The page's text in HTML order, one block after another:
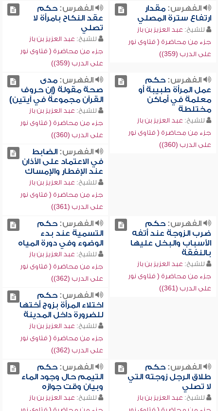
الفهرس:مقدار
ارتفاع سترة المصلي
للشيخ: عبد العزيز بن باز
جزء من محاضرة ( فتاوى نور
على الدرب (359))
الفهرس:حكم
عقد النكاح بامرأة لا
تصلي
للشيخ: عبد العزيز بن باز
جزء من محاضرة ( فتاوى نور
على الدرب (359))
الفهرس:حكم
عمل المرأة طبيبة أو
معلمة في أماكن
مختلطة
للشيخ: عبد العزيز بن باز
جزء من محاضرة ( فتاوى نور
على الدرب (360))
الفهرس:مدى
صحة مقولة (إن حروف
القرآن مجموعة في آيتين)
للشيخ: عبد العزيز بن باز
جزء من محاضرة ( فتاوى نور
على الدرب (360))
الفهرس:الضابط
في الاعتماد على الأذان
عند الإفطار والإمساك
للشيخ: عبد العزيز بن باز
جزء من محاضرة ( فتاوى نور
على الدرب (361))
الفهرس:حكم
ضرب الزوجة عند أتفه
الأسباب والبخل عليها
بالنفقة
للشيخ: عبد العزيز بن باز
جزء من محاضرة ( فتاوى نور
على الدرب (361))
الفهرس:حكم
التسمية عند بدء
الوضوء وفي دورة المياه
للشيخ: عبد العزيز بن باز
جزء من محاضرة ( فتاوى نور
على الدرب (362))
الفهرس:حكم
اختلاء المرأة بزوج أختها
للضرورة داخل المدينة
للشيخ: عبد العزيز بن باز
جزء من محاضرة ( فتاوى نور
على الدرب (362))
الفهرس:حكم
طلاق الرجل زوجته التي
لا تصلي
للشيخ: عبد العزيز بن باز
الفهرس:حكم
التيمم حال وجود الماء
وبيان وقت جوازه
للشيخ: عبد العزيز بن باز